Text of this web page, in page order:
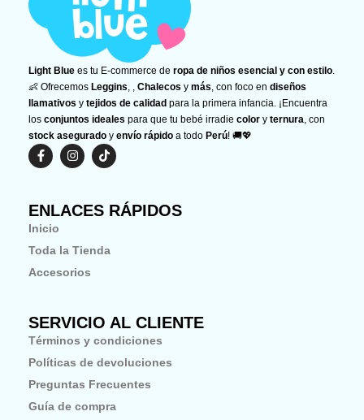
Light Blue es tu E-commerce de ropa de niños esencial y con estilo
👶 Ofrecemos Leggins Chalecos y más , con foco en diseños
llamativos y tejidos de calidad para la primera infancia. ¡Encuentra
los conjuntos ideales para que tu bebé irradie color y ternura , con
stock asegurado y envío rápido a todo Perú! 🚚💖
F
a
c
o
o
k
-
f
I
n
s
g
m
T
i
k
k
ENLACES RÁPIDOS
Inicio
Toda la Tienda
Accesorios
SERVICIO AL CLIENTE
Términos y condiciones
Políticas de devoluciones
Preguntas Frecuentes
Guía de compra